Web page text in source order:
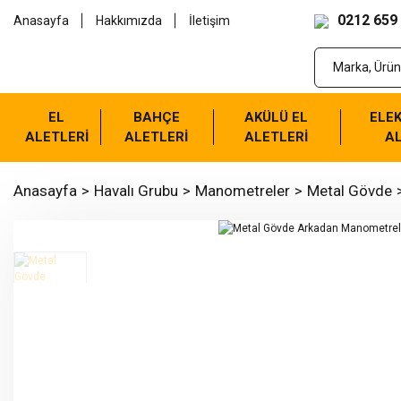
Anasayfa Hakkımızda İletişim 0212 659
EL
ALETLERİ
BAHÇE
ALETLERİ
AKÜLÜ EL
ALETLERİ
Anasayfa Havalı Grubu Manometreler Metal Gövde